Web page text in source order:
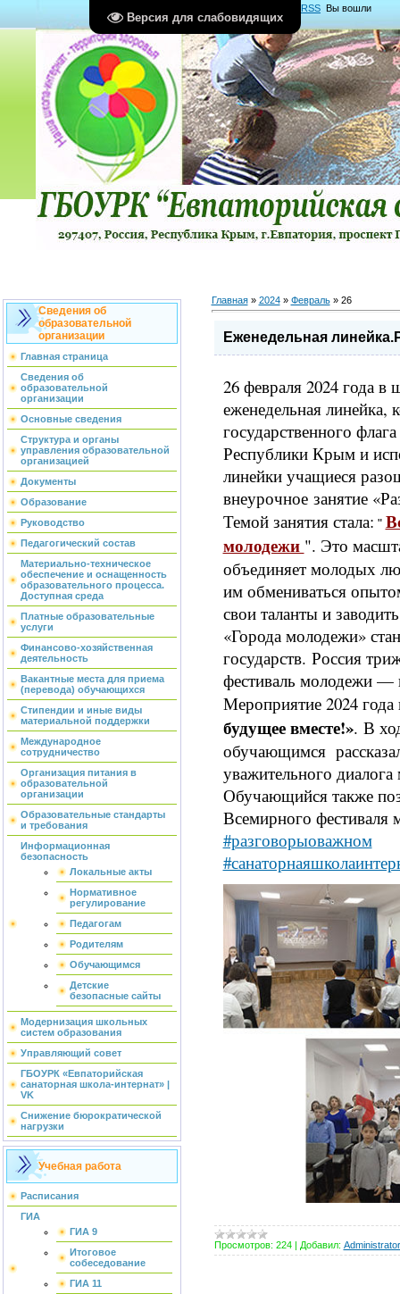
Версия для слабовидящих
RSS Вы вошли
какГость Группа "Гости"
Сведения об
образовательной
организации
Главная страница
Сведения об
образовательной
организации
Основные сведения
Структура и органы
управления образовательной
организацией
Документы
Образование
Руководство
Педагогический состав
Материально-техническое
обеспечение и оснащенность
образовательного процесса.
Доступная среда
Платные образовательные
услуги
Финансово-хозяйственная
деятельность
Вакантные места для приема
(перевода) обучающихся
Стипендии и иные виды
материальной поддержки
Международное
сотрудничество
Организация питания в
образовательной
организации
Образовательные стандарты
и требования
Информационная
безопасность
Локальные акты
Нормативное
регулирование
Педагогам
Родителям
Обучающимся
Детские
безопасные сайты
Модернизация школьных
систем образования
Управляющий совет
ГБОУРК «Евпаторийская
санаторная школа-интернат» |
VK
Снижение бюрократической
нагрузки
Учебная работа
Расписания
ГИА
ГИА 9
Итоговое
собеседование
ГИА 11
Главная» 2024 » Февраль » 26
Еженедельная
26 февраля 2024 года в
еженедельная линейка,
государственного
Республики Крым и
линейки учащиеся
внеурочное занятие
Темой занятия стала: "
молодежи ". Это
объединяет молодых
им обмениваться
свои таланты и
«Города молодежи»
государств. Россия
фестиваль молодежи —
Мероприятие 2024
будущее вместе!». В
обучающимся
уважительного
Обучающийся также
Всемирного
#разговорыоважном
Просмотров: 224 | Добавил: Administrator